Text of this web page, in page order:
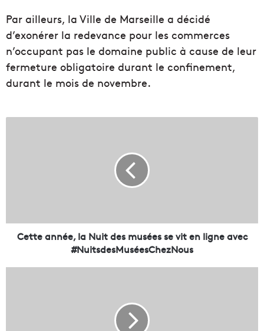
Par ailleurs, la Ville de Marseille a décidé
d’exonérer la redevance pour les commerces
n’occupant pas le domaine public à cause de leur
fermeture obligatoire durant le confinement,
durant le mois de novembre.
é
Cette année, la Nuit des musées se vit en ligne avec
#NuitsdesMuséesChezNous